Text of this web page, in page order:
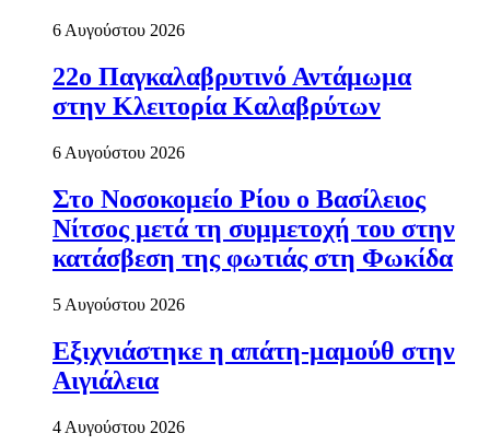
6 Αυγούστου 2026
22ο Παγκαλαβρυτινό Αντάμωμα
στην Κλειτορία Καλαβρύτων
6 Αυγούστου 2026
Στο Νοσοκομείο Ρίου ο Βασίλειος
Νίτσος μετά τη συμμετοχή του στην
κατάσβεση της φωτιάς στη Φωκίδα
5 Αυγούστου 2026
Εξιχνιάστηκε η απάτη-μαμούθ στην
Αιγιάλεια
4 Αυγούστου 2026